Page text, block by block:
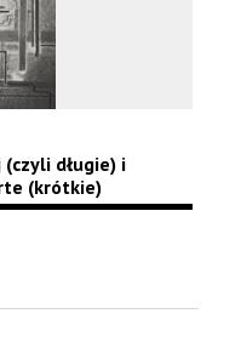
długie) i
(krótkie)